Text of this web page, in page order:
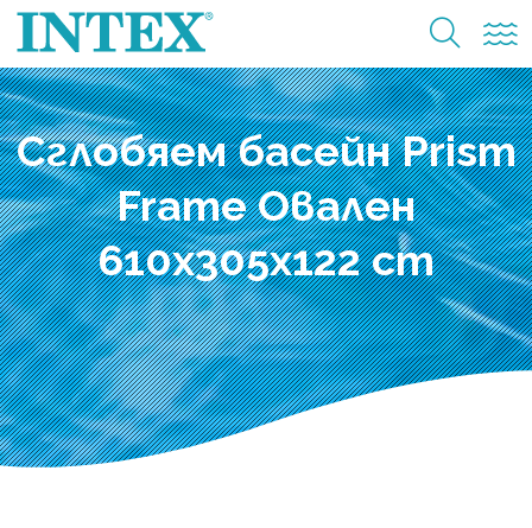
Сглобяем басейн Prism
Frame Овален
610x305x122 cm